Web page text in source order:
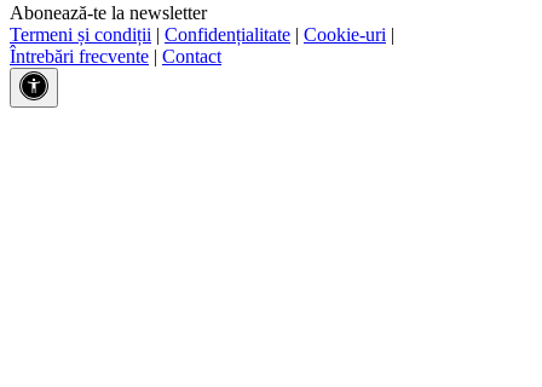
Abonează-te la newsletter
Termeni și condiții | Confidențialitate | Cookie-uri |
Întrebări frecvente | Contact